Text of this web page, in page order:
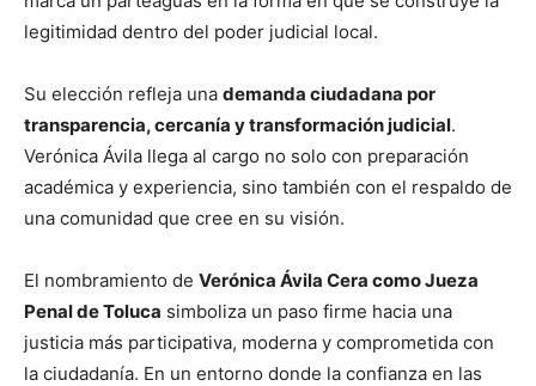
legitimidad dentro del poder judicial local.
Su elección refleja una demanda ciudadana por
transparencia, cercanía y transformación judicial.
Verónica Ávila llega al cargo no solo con preparación
académica y experiencia, sino también con el respaldo de
una comunidad que cree en su visión.
El nombramiento de Verónica Ávila Cera como Jueza
Penal de Toluca simboliza un paso firme hacia una
justicia más participativa, moderna y comprometida con
la ciudadanía. En un entorno donde la confianza en las